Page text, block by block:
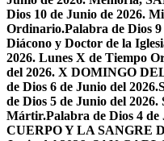
Dios 10 de Junio de 2026.
Ordinario.Palabra de Dios
Diácono y Doctor de la
2026. Lunes X de Tiempo
del 2026. X DOMINGO
de Dios 6 de Junio del
de Dios 5 de Junio del
Mártir.Palabra de Dios 4
CUERPO Y LA SANGRE